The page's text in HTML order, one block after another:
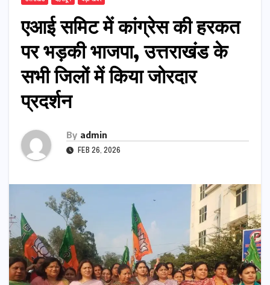
एआई समिट में कांग्रेस की हरकत
पर भड़की भाजपा, उत्तराखंड के
सभी जिलों में किया जोरदार
प्रदर्शन
By admin
FEB 26, 2026